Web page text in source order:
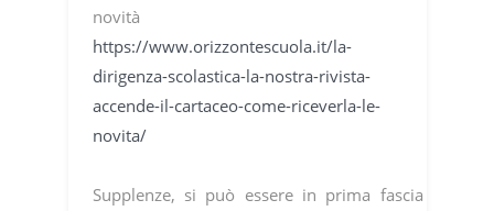
novità
https://www.orizzontescuola.it/la-
dirigenza-scolastica-la-nostra-rivista-
accende-il-cartaceo-come-riceverla-le-
novita/
Supplenze, si può essere in prima fascia